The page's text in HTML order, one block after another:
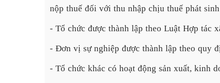
nộp thuế đối với thu nhập chịu thuế phát
- Tổ chức được thành lập theo Luật Hợp tác
- Đơn vị sự nghiệp được thành lập theo quy
- Tổ chức khác có hoạt động sản xuất, kinh